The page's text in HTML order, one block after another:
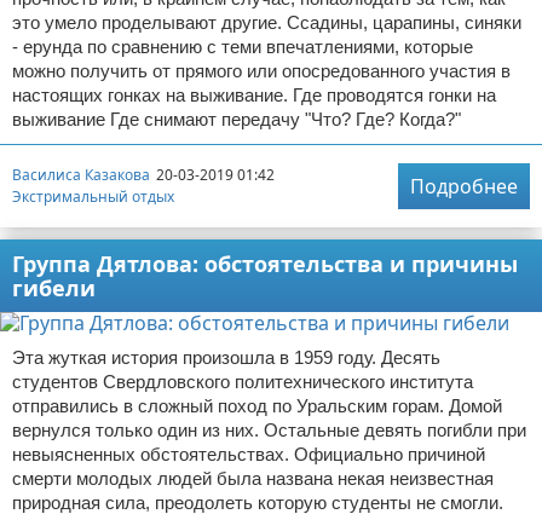
это умело проделывают другие. Ссадины, царапины, синяки
- ерунда по сравнению с теми впечатлениями, которые
можно получить от прямого или опосредованного участия в
настоящих гонках на выживание. Где проводятся гонки на
выживание Где снимают передачу "Что? Где? Когда?"
Василиса Казакова 20-03-2019 01:42
Экстримальный отдых
Подробнее
Группа Дятлова: обстоятельства и причины
гибели
Эта жуткая история произошла в 1959 году. Десять
студентов Свердловского политехнического института
отправились в сложный поход по Уральским горам. Домой
вернулся только один из них. Остальные девять погибли при
невыясненных обстоятельствах. Официально причиной
смерти молодых людей была названа некая неизвестная
природная сила, преодолеть которую студенты не смогли.